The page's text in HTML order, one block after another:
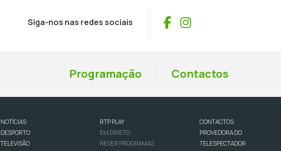
Siga-nos nas redes sociais Facebook
Instagram
Programação Contactos
NOTÍCIAS
DESPORTO
TELEVISÃO
RTP PLAY
EM DIRETO
REVER PROGRAMAS
CONTACTOS
PROVEDORA DO
TELESPECTADOR